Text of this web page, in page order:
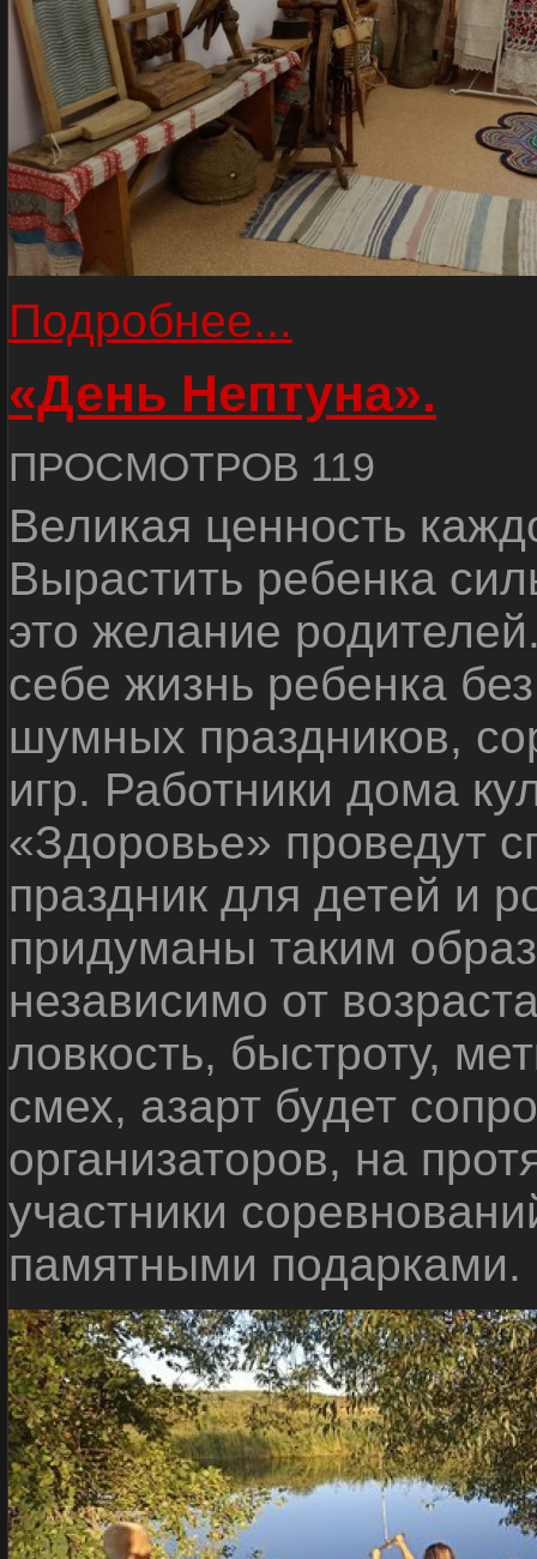
Подробнее...
«День Нептуна».
ПРОСМОТРОВ 119
Великая ценность
Вырастить ребенка
это желание
себе жизнь ребенка
шумных праздников,
игр. Работники дома
«Здоровье» проведут
праздник для детей и
придуманы таким
независимо от
ловкость, быстроту,
смех, азарт будет
организаторов, на
участники
памятными подарками.